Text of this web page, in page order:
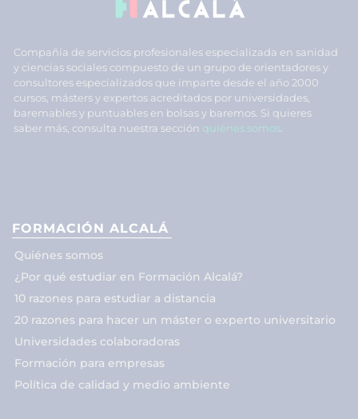
Compañía de servicios profesionales especializada en sanidad
y ciencias sociales compuesto de un grupo de orientadores y
consultores especializados que imparte desde el año 2000
cursos, másters y expertos acreditados por universidades,
baremables y puntuables en bolsas y baremos. Si quieres
saber más, consulta nuestra sección quiénes somos
FORMACIÓN ALCALÁ
Quiénes somos
¿Por qué estudiar en Formación Alcalá?
10 razones para estudiar a distancia
20 razones para hacer un máster o experto universitario
Universidades colaboradoras
Formación para empresas
Política de calidad y medio ambiente